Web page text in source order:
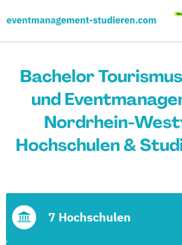
Bachelor
und
Nordrhein-
Hochschulen &
7 Hochschulen